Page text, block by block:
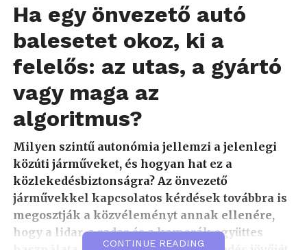
Ha egy önvezető autó
balesetet okoz, ki a
felelős: az utas, a gyártó
vagy maga az
algoritmus?
Milyen szintű autonómia jellemzi a jelenlegi
közúti járműveket, és hogyan hat ez a
közlekedésbiztonságra? Az önvezető
járművekkel kapcsolatos kérdések továbbra is
megosztják a közvéleményt annak ellenére,
hogy a lidar, a radar és a kamerák együttes
CONTINUE READING